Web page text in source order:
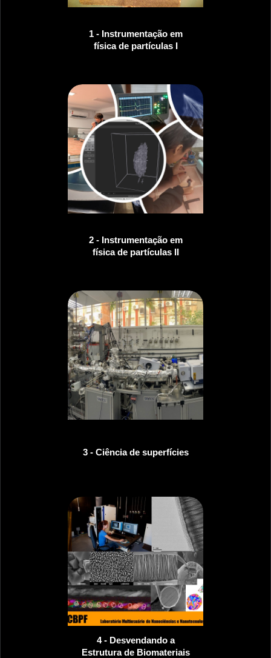
1 - Instrumentação em
física de partículas I
2 - Instrumentação em
física de partículas II
3 - Ciência de superfícies
4 - Desvendando a
Estrutura de Biomateriais